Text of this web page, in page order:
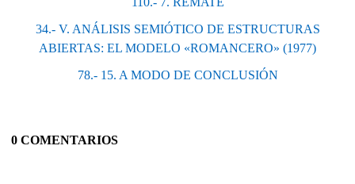
34.- V. ANÁLISIS SEMIÓTICO DE ESTRUCTURAS
ABIERTAS: EL MODELO «ROMANCERO» (1977)
78.- 15. A MODO DE CONCLUSIÓN
0 COMENTARIOS